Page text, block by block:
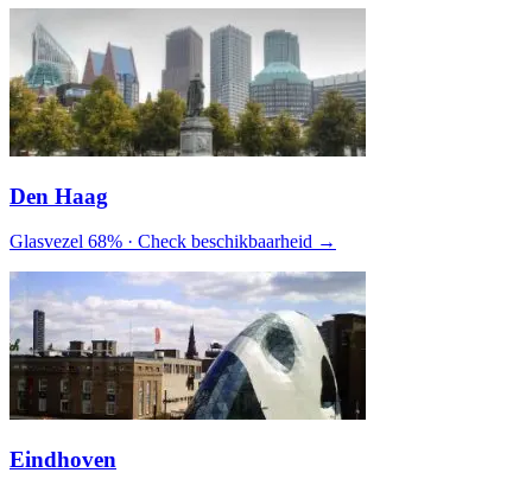
Den Haag
Glasvezel 68% · Check beschikbaarheid →
Eindhoven